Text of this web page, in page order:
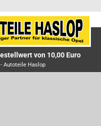
von 10,00 Euro
Autoteile Haslop